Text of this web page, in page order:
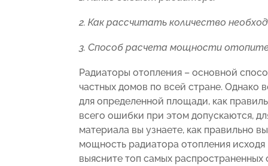
2. Как рассчитать количество
3. Способ расчета мощности
Радиаторы отопления – основной
частных домов по всей стране. Однако
для определенной площади, как
всего ошибки при этом допускаются,
материала вы узнаете, как правильно
мощность радиатора отопления
выясните топ самых